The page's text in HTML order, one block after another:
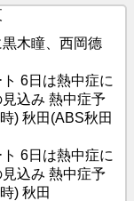
木瞳、西岡德
6日は熱中症に
込み 熱中症予
) 秋田(ABS秋田
6日は熱中症に
込み 熱中症予
) 秋田